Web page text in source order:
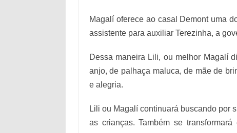
Magalí oferece ao casal Demont uma
assistente para auxiliar Terezinha, a
Dessa maneira Lili, ou melhor Magalí
anjo, de palhaça maluca, de mãe de
e alegria.
Lili ou Magalí continuará buscando por
as crianças. Também se